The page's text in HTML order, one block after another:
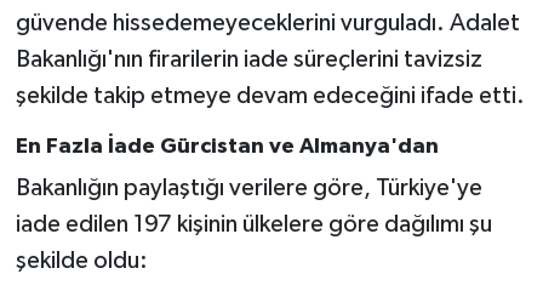
güvende hissedemeyeceklerini vurguladı. Adalet
Bakanlığı'nın firarilerin iade süreçlerini tavizsiz
şekilde takip etmeye devam edeceğini ifade etti.
En Fazla İade Gürcistan ve Almanya'dan
Bakanlığın paylaştığı verilere göre, Türkiye'ye
iade edilen 197 kişinin ülkelere göre dağılımı şu
şekilde oldu: